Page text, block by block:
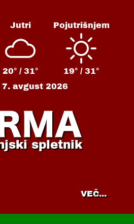
Jutri
20° / 31°
Pojutrišnjem
19° / 31°
7. avgust 2026
spletnik
VEČ...